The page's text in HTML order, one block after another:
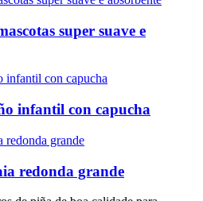
super suave e
infantil con capucha
redonda grande